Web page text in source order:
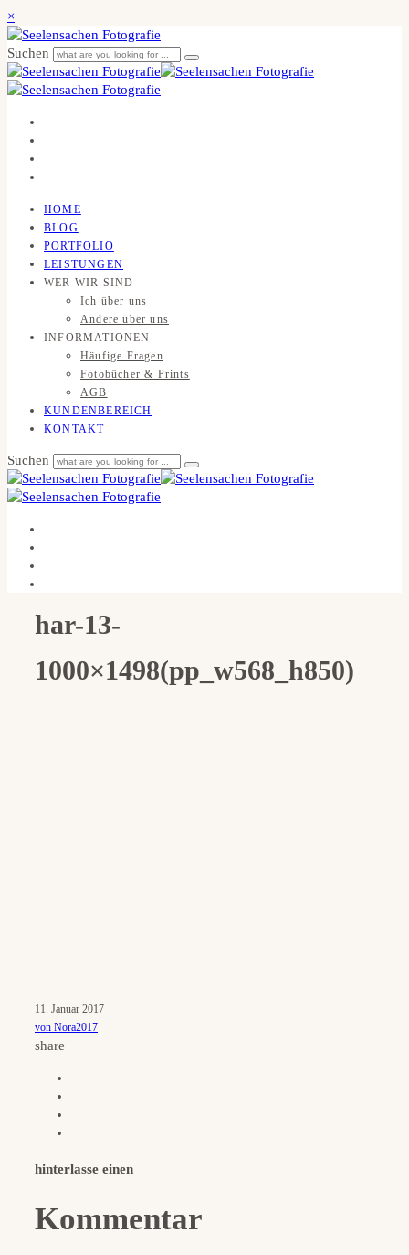
×
Suchen
HOME
BLOG
PORTFOLIO
LEISTUNGEN
WER WIR SIND
Ich über uns
Andere über uns
INFORMATIONEN
Häufige Fragen
Fotobücher & Prints
AGB
KUNDENBEREICH
KONTAKT
Suchen
har-13-
1000×1498(pp_w568_h850)
11. Januar 2017
von Nora2017
share
hinterlasse einen
Kommentar